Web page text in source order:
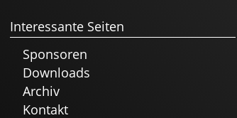
Interessante Seiten
Sponsoren
Downloads
Archiv
Kontakt